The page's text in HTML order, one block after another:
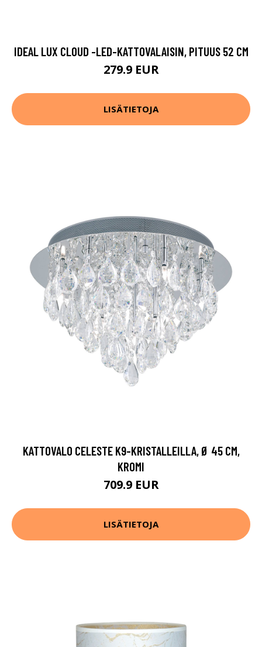
IDEAL LUX CLOUD -LED-KATTOVALAISIN, PITUUS 52 CM
279.9 EUR
LISÄTIETOJA
KATTOVALO CELESTE K9-KRISTALLEILLA, Ø 45 CM,
KROMI
709.9 EUR
LISÄTIETOJA